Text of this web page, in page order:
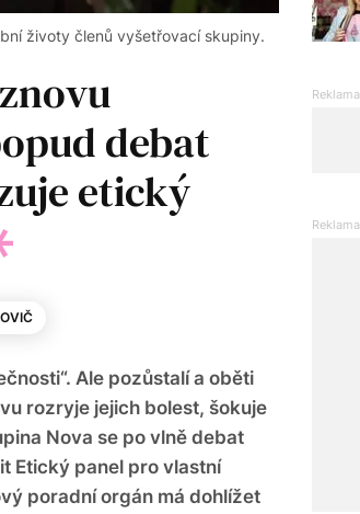
životy členů vyšetřovací skupiny.
debat
etický
Ale pozůstalí a oběti
rozryje jejich bolest, šokuje
Nova se po vlně debat
Etický panel pro vlastní
poradní orgán má dohlížet